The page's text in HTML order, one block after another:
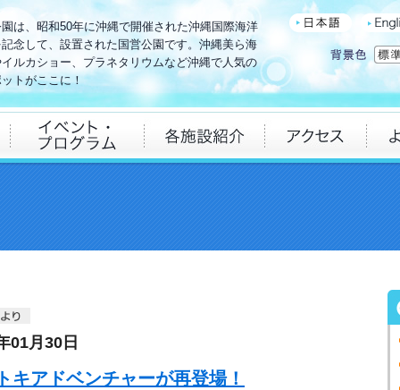
は、昭和50年に沖縄で開催された沖縄国際海洋
念して、設置された国営公園です。沖縄美ら海
ルカショー、プラネタリウムなど沖縄で人気の
トがここに！
01月30日
キアドベンチャーが再登場！